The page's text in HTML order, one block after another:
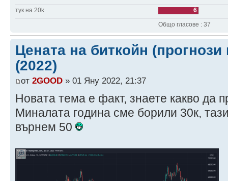
тук на 20k
6
Общо гласове : 37
Цената на биткойн
(2022)
от 2GOOD » 01 Яну 2022, 21:37
Новата тема е факт, знаете какво да
Миналата година сме борили 30к,
върнем 50